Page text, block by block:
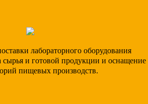
лабораторного оборудования
сырья и готовой продукции и оснащение
пищевых производств.